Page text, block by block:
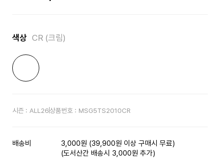
색상 CR (크림)
시즌 : ALL26상품번호 : MSG5TS2010CR
배송비
3,000원 (39,900원 이상 구매시 무료)
(도서산간 배송시 3,000원 추가)